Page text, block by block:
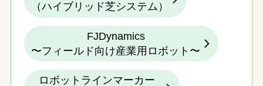
（ハイブリッド芝システム）
FJDynamics
〜フィールド向け産業用ロボット〜
ロボットラインマーカー